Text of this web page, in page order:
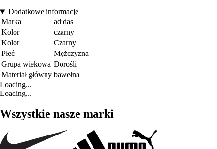
Dodatkowe informacje
Marka
adidas
Kolor
czarny
Kolor
Czarny
Płeć
Mężczyzna
Grupa wiekowa Dorośli
Materiał główny bawełna
Loading...
Loading...
Wszystkie nasze marki